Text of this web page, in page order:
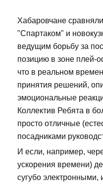
Хабаровчане
"Спартаком" и
ведущим борьбу за
позицию в зоне плей-
что в реальном
принятия решений,
эмоциональные
Коллектив Ребята в
просто отличные
посадниками
И если, например,
ускорения времени)
сугубо электронными,